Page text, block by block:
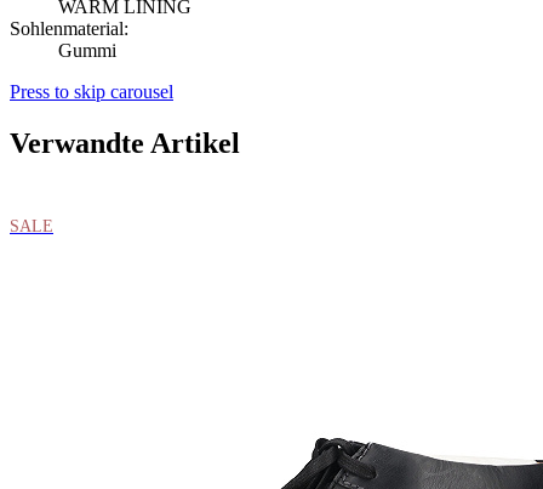
WARM LINING
Sohlenmaterial:
Gummi
Press to skip carousel
Verwandte Artikel
SALE